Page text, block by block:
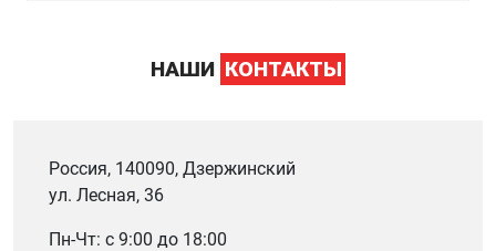
НАШИ КОНТАКТЫ
Россия, 140090, Дзержинский
ул. Лесная, 36
Пн-Чт: с 9:00 до 18:00